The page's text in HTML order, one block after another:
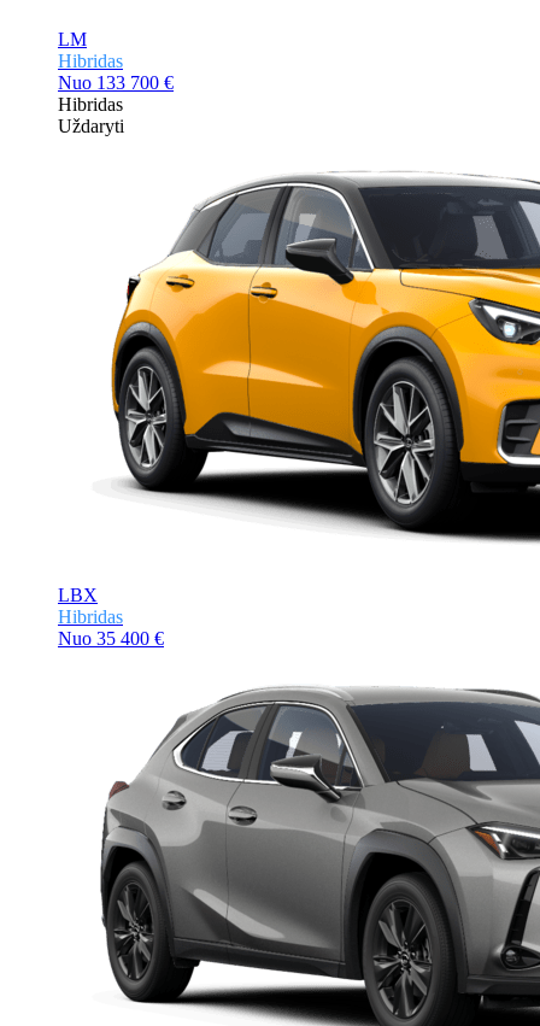
LM
Hibridas
Nuo 133 700 €
Hibridas
Uždaryti
LBX
Hibridas
Nuo 35 400 €